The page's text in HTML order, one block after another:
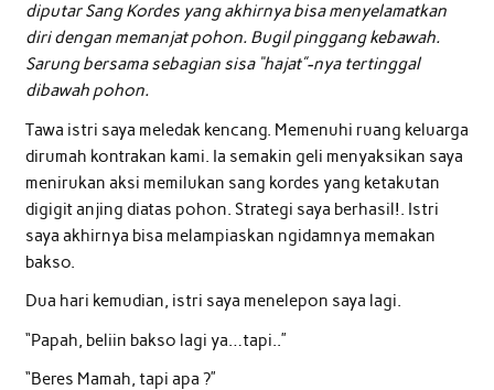
diputar Sang Kordes yang akhirnya bisa menyelamatkan
diri dengan memanjat pohon. Bugil pinggang kebawah.
Sarung bersama sebagian sisa “hajat”-nya tertinggal
dibawah pohon.
Tawa istri saya meledak kencang. Memenuhi ruang keluarga
dirumah kontrakan kami. Ia semakin geli menyaksikan saya
menirukan aksi memilukan sang kordes yang ketakutan
digigit anjing diatas pohon. Strategi saya berhasil!. Istri
saya akhirnya bisa melampiaskan ngidamnya memakan
bakso.
Dua hari kemudian, istri saya menelepon saya lagi.
“Papah, beliin bakso lagi ya…tapi..”
“Beres Mamah, tapi apa ?”